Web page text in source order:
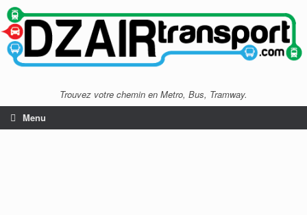
Trouvez votre chemin en Metro, Bus, Tramway.
Menu